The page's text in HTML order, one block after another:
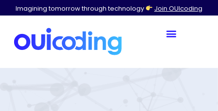
Imagining tomorrow through technology Join OUIcoding